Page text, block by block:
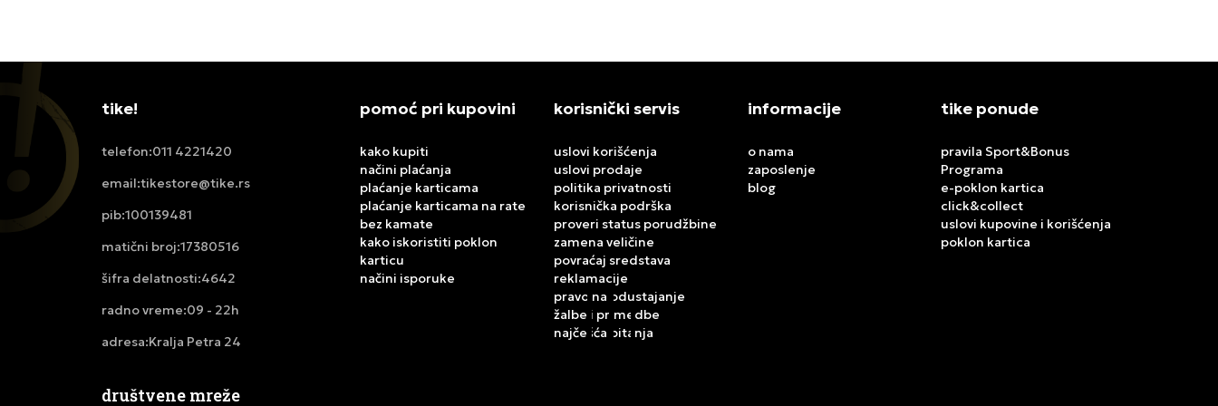
tike!
telefon:011 4221420
email:tikestore@tike.rs
pib:100139481
matični broj:17380516
šifra delatnosti:4642
radno vreme:09 - 22h
adresa:Kralja Petra 24
pomoć pri kupovini
kako kupiti
načini plaćanja
plaćanje karticama
plaćanje karticama na rate
bez kamate
kako iskoristiti poklon
karticu
načini isporuke
korisnički servis
uslovi korišćenja
uslovi prodaje
politika privatnosti
korisnička podrška
proveri status porudžbine
zamena veličine
povraćaj sredstava
reklamacije
pravo na odustajanje
žalbe i primedbe
najčešća pitanja
informacije
o nama
zaposlenje
blog
tike ponude
pravila Sport&Bonus
Programa
e-poklon kartica
click&collect
uslovi kupovine i korišćenja
poklon kartica
društvene mreže